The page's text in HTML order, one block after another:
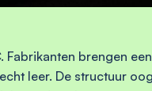
Fabrikanten brengen
leer. De structuur